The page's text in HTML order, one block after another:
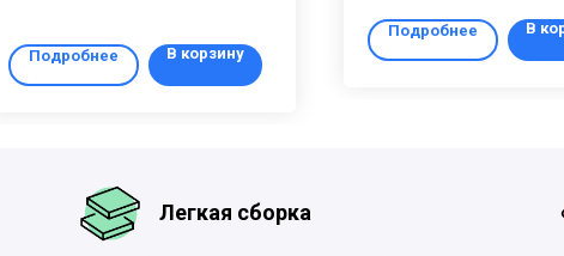
Подробнее В корзину
залов ожидания или
интерьеров.
Подробнее В
Легкая сборка